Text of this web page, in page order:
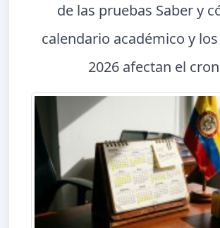
de las pruebas Saber y
calendario académico y
2026 afectan el